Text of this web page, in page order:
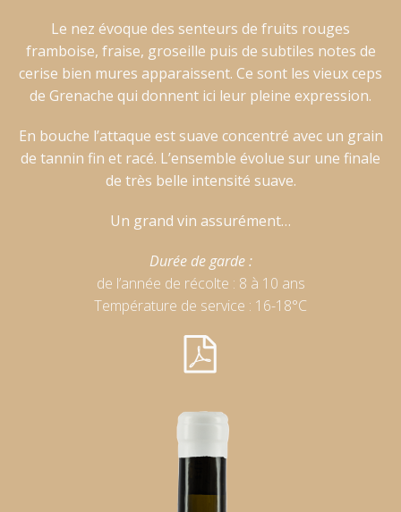
Le nez évoque des senteurs de fruits rouges
framboise, fraise, groseille puis de subtiles notes de
cerise bien mures apparaissent. Ce sont les vieux ceps
de Grenache qui donnent ici leur pleine expression.
En bouche l’attaque est suave concentré avec un grain
de tannin fin et racé. L’ensemble évolue sur une finale
de très belle intensité suave.
Un grand vin assurément…
Durée de garde :
de l’année de récolte : 8 à 10 ans
Température de service : 16-18°C